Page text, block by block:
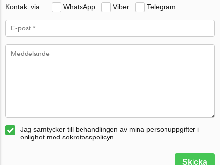
Kontakt via... WhatsApp Viber Telegram
Jag samtycker till behandlingen av mina personuppgifter i
enlighet med sekretesspolicyn.
Skicka